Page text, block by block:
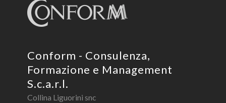
Conform - Consulenza,
Formazione e Management
S.c.a.r.l.
Collina Liguorini snc